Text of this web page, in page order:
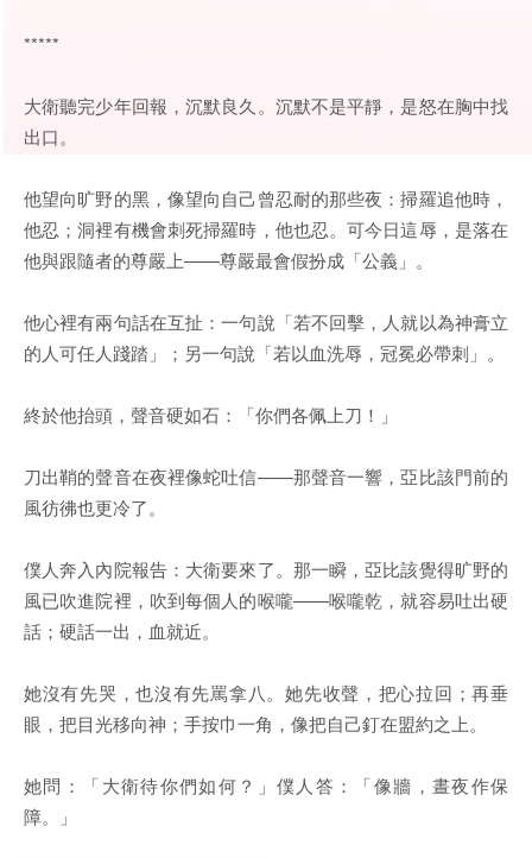
*****
大衛聽完少年回報，沉默良久。沉默不是平靜，是怒在胸中找
出口。
他望向旷野的黑，像望向自己曾忍耐的那些夜：掃羅追他時，
他忍；洞裡有機會刺死掃羅時，他也忍。可今日這辱，是落在
他與跟隨者的尊嚴上——尊嚴最會假扮成「公義」。
他心裡有兩句話在互扯：一句說「若不回擊，人就以為神膏立
的人可任人踐踏」；另一句說「若以血洗辱，冠冕必帶刺」。
終於他抬頭，聲音硬如石：「你們各佩上刀！」
刀出鞘的聲音在夜裡像蛇吐信——那聲音一響，亞比該門前的
風彷彿也更冷了。
僕人奔入內院報告：大衛要來了。那一瞬，亞比該覺得旷野的
風已吹進院裡，吹到每個人的喉嚨——喉嚨乾，就容易吐出硬
話；硬話一出，血就近。
她沒有先哭，也沒有先罵拿八。她先收聲，把心拉回；再垂
眼，把目光移向神；手按巾一角，像把自己釘在盟約之上。
她問：「大衛待你們如何？」僕人答：「像牆，晝夜作保
障。」